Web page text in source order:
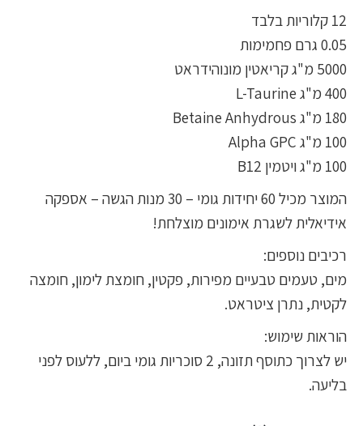
12 קלוריות בלבד
0.05 גרם פחמימות
5000 מ"ג קריאטין מונוהידראט
400 מ"ג L-Taurine
180 מ"ג Betaine Anhydrous
100 מ"ג Alpha GPC
100 מ"ג ויטמין B12
המוצר מכיל 60 יחידות גומי – 30 מנות הגשה – אספקה
אידיאלית לשגרת אימונים מוצלחת!
רכיבים נוספים:
מים, טעמים טבעיים מפירות, פקטין, חומצת לימון, חומצה
לקטית, נתרן ציטראט.
הוראות שימוש:
יש לצרוך כתוסף תזונה, 2 סוכריות גומי ביום, ללעוס לפני
בליעה.